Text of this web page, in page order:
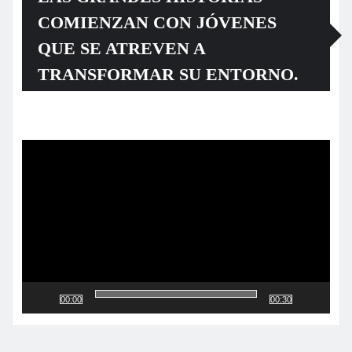
COMIENZAN CON JÓVENES
QUE SE ATREVEN A
TRANSFORMAR SU ENTORNO.
00:00 00:30